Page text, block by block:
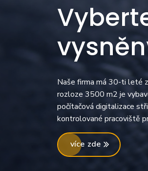
Naše firma má 30-ti leté
rozloze 3500 m2 je
počítačová digitalizace
kontrolované pracoviště
více zde